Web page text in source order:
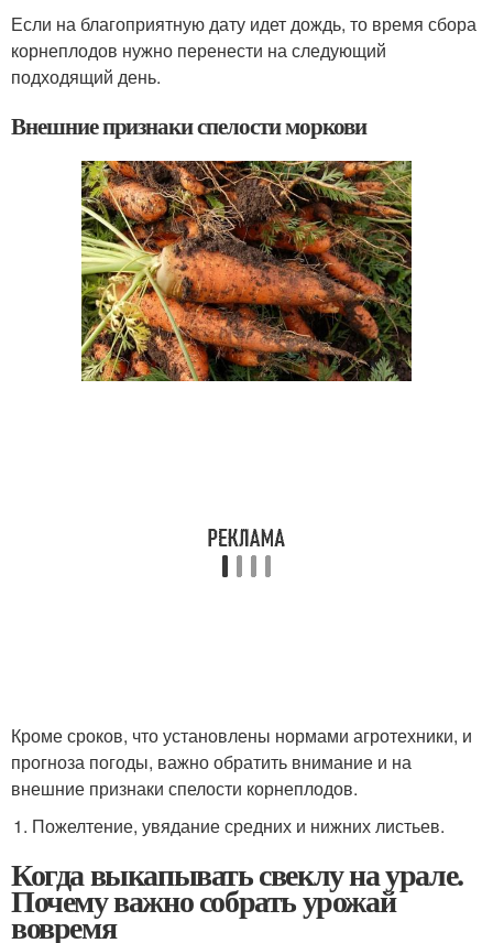
Если на благоприятную дату идет дождь, то время сбора
корнеплодов нужно перенести на следующий
подходящий день.
Внешние признаки спелости моркови
Кроме сроков, что установлены нормами агротехники, и
прогноза погоды, важно обратить внимание и на
внешние признаки спелости корнеплодов.
Пожелтение, увядание средних и нижних листьев.
Когда выкапывать свеклу на урале.
Почему важно собрать урожай
вовремя